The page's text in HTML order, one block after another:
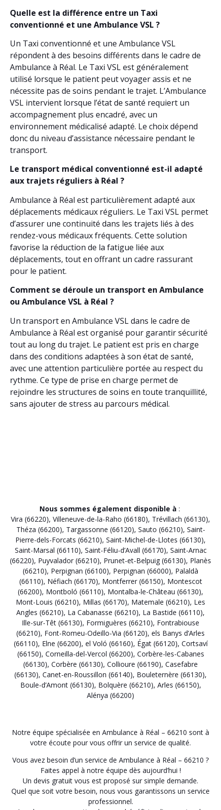
Quelle est la différence entre un Taxi
conventionné et une Ambulance VSL ?
Un Taxi conventionné et une Ambulance VSL
répondent à des besoins différents dans le cadre de
Ambulance à Réal. Le Taxi VSL est généralement
utilisé lorsque le patient peut voyager assis et ne
nécessite pas de soins pendant le trajet. L’Ambulance
VSL intervient lorsque l’état de santé requiert un
accompagnement plus encadré, avec un
environnement médicalisé adapté. Le choix dépend
donc du niveau d’assistance nécessaire pendant le
transport.
Le transport médical conventionné est-il adapté
aux trajets réguliers à Réal ?
Ambulance à Réal est particulièrement adapté aux
déplacements médicaux réguliers. Le Taxi VSL permet
d’assurer une continuité dans les trajets liés à des
rendez-vous médicaux fréquents. Cette solution
favorise la réduction de la fatigue liée aux
déplacements, tout en offrant un cadre rassurant
pour le patient.
Comment se déroule un transport en Ambulance
ou Ambulance VSL à Réal ?
Un transport en Ambulance VSL dans le cadre de
Ambulance à Réal est organisé pour garantir sécurité
tout au long du trajet. Le patient est pris en charge
dans des conditions adaptées à son état de santé,
avec une attention particulière portée au respect du
rythme. Ce type de prise en charge permet de
rejoindre les structures de soins en toute tranquillité,
sans ajouter de stress au parcours médical.
Nous sommes également disponible à :
Vira (66220), Villeneuve-de-la-Raho (66180), Trévillach (66130),
Théza (66200), Targassonne (66120), Sauto (66210), Saint-
Pierre-dels-Forcats (66210), Saint-Michel-de-Llotes (66130),
Saint-Marsal (66110), Saint-Féliu-d’Avall (66170), Saint-Arnac
(66220), Puyvalador (66210), Prunet-et-Belpuig (66130), Planès
(66210), Perpignan (66100), Perpignan (66000), Palaldà
(66110), Néfiach (66170), Montferrer (66150), Montescot
(66200), Montboló (66110), Montalba-le-Château (66130),
Mont-Louis (66210), Millas (66170), Matemale (66210), Les
Angles (66210), La Cabanasse (66210), La Bastide (66110),
Ille-sur-Têt (66130), Formiguères (66210), Fontrabiouse
(66210), Font-Romeu-Odeillo-Via (66120), els Banys d’Arles
(66110), Elne (66200), el Voló (66160), Égat (66120), Cortsaví
(66150), Corneilla-del-Vercol (66200), Corbère-les-Cabanes
(66130), Corbère (66130), Collioure (66190), Casefabre
(66130), Canet-en-Roussillon (66140), Bouleternère (66130),
Boule-d’Amont (66130), Bolquère (66210), Arles (66150),
Alénya (66200)
Notre équipe spécialisée en Ambulance à Réal – 66210 sont à
votre écoute pour vous offrir un service de qualité.
Vous avez besoin d’un service de Ambulance à Réal – 66210 ?
Faites appel à notre équipe dès aujourd’hui !
Un devis gratuit vous est proposé sur simple demande.
Quel que soit votre besoin, nous vous garantissons un service
professionnel.